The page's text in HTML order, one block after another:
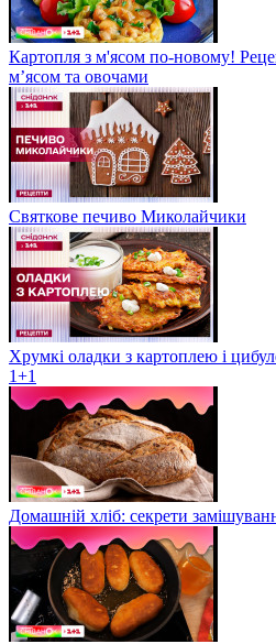
Картопля з м'ясом по-новому!
м’ясом та овочами
Святкове печиво Миколайчики
Хрумкі оладки з картоплею і
1+1
Домашній хліб: секрети